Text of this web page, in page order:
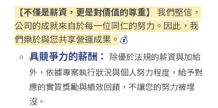
【不僅是薪資，更是對價值的尊重】
我們堅信，
公司的成就來自於每一位同仁的努力。因此，我
們樂於與您共享營運成果。 💰
具競爭力的薪酬： 除優於法規的薪資與加給
外，依據專案執行狀況與個人努力程度，給予對
應的實質獎勵與績效回饋，不讓您的努力被埋
沒。